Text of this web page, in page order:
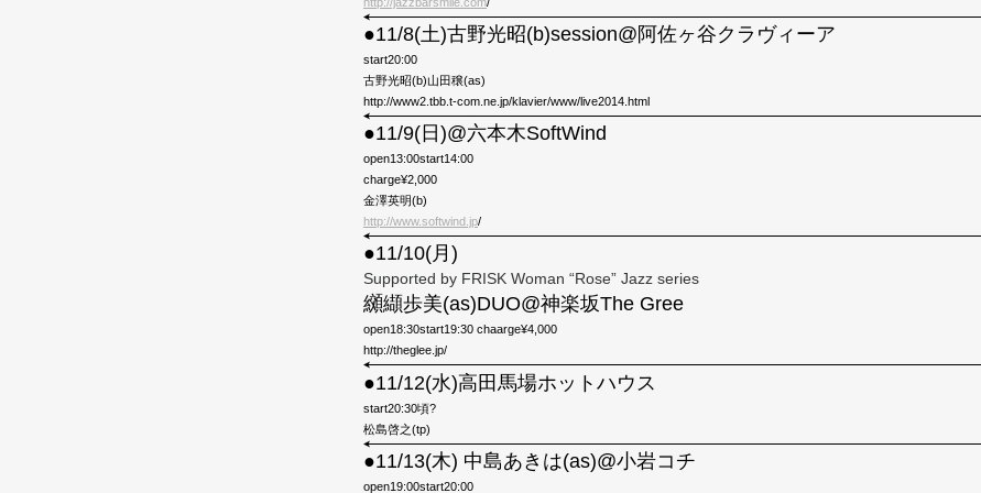
●11/8(土)古野光昭(b)session@阿佐ヶ谷クラヴィーア
start20:00
古野光昭(b)山田穣(as)
http://www2.tbb.t-com.ne.jp/klavier/www/live2014.html
●11/9(日)@六本木SoftWind
open13:00start14:00
charge¥2,000
金澤英明(b)
http://www.softwind.jp/
●11/10(月)
Supported by FRISK Woman “Rose” Jazz series
纐纈歩美(as)DUO@神楽坂The Gree
open18:30start19:30 chaarge¥4,000
http://theglee.jp/
●11/12(水)高田馬場ホットハウス
start20:30頃?
松島啓之(tp)
●11/13(木) 中島あきは(as)@小岩コチ
open19:00start20:00